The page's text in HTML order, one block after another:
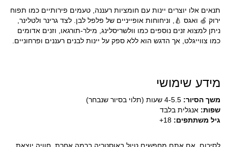
תנאים אלו יוצרים יינות עם חומציות רעננה, טעמים פירותיים כמו תפוח
ירוק 🍏 ואגס 🍐, וניחוחות אופייניים של פלפל לבן. לצד גרינר ולטלינר,
ניתן למצוא זנים נוספים כמו וולשריסלינג, מילר-תורגאו, וזנים אדומים
כמו צווייגלט, אך הדגש הוא ללא ספק על יינות לבנים רעננים ופרחוניים.
מידע שימושי
משך הסיור:
שפות: אנגלית בלבד
גיל משתתפים: 18+